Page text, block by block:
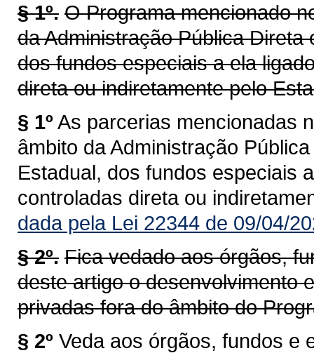
§ 1º. O Programa mencionado
da Administração Pública
dos fundos especiais a ela
direta ou indiretamente pelo
§ 1º As parcerias mencionadas
âmbito da Administração
Estadual, dos fundos especiais
controladas direta ou
dada pela Lei 22344 de 09/04/
§ 2º. Fica vedado aos órgãos,
deste artigo o desenvolvimento
privadas fora do âmbito do
§ 2º Veda aos órgãos, fundos e